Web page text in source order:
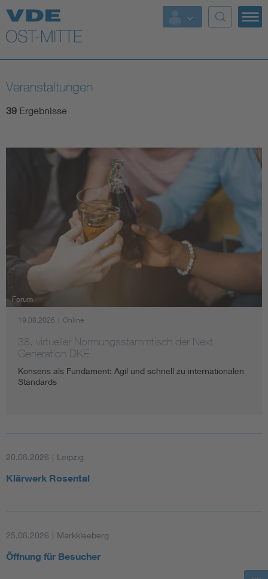
Top Themen
Weitere Themen
Veranstaltungen
39 Ergebnisse
Forum
19.08.2026 | Online
38. virtueller Normungsstammtisch der Next
Generation DKE
Konsens als Fundament: Agil und schnell zu internationalen
Standards
20.08.2026 | Leipzig
Klärwerk Rosental
25.08.2026 | Markkleeberg
Öffnung für Besucher